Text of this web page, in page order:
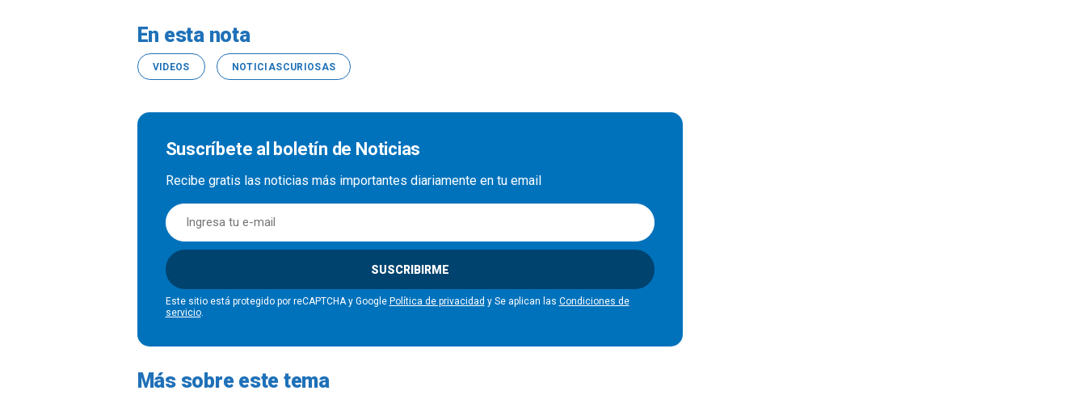
En esta nota
VIDEOS NOTICIASCURIOSAS
Suscríbete al boletín de Noticias
Recibe gratis las noticias más importantes diariamente en tu email
SUSCRIBIRME
Este sitio está protegido por reCAPTCHA y Google Política de privacidad y Se aplican las Condiciones de
servicio.
Más sobre este tema